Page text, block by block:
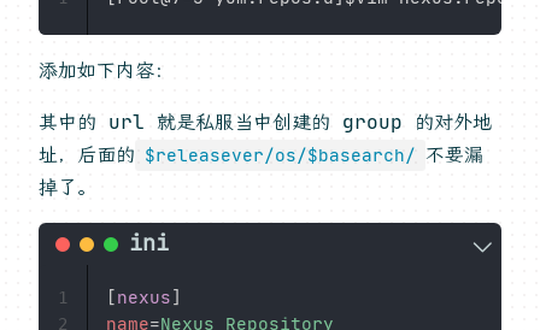
添加如下内容：
其中的 url 就是私服当中创建的 group 的对外地
址，后面的 $releasever/os/$basearch/ 不要漏
掉了。
[nexus]
name=Nexus Repository
1
2